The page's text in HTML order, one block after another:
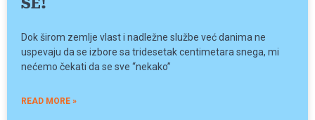
Dok širom zemlje vlast i nadležne službe već danima ne
uspevaju da se izbore sa tridesetak centimetara snega, mi
nećemo čekati da se sve “nekako”
READ MORE »